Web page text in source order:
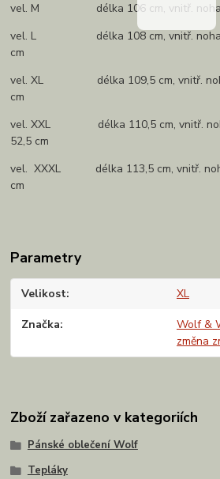
vel. M délka 106 cm, vnitř. nohav.
vel. L délka 108 cm, vnitř. nohav.
cm
vel. XL délka 109,5 cm, vnitř.
cm
vel. XXL délka 110,5 cm, vnitř.
52,5 cm
vel. XXXL délka 113,5 cm, vnitř.
cm
Parametry
Velikost XL
Značka
Wolf &
změna
Zboží zařazeno v kategoriích
Pánské oblečení Wolf
Tepláky